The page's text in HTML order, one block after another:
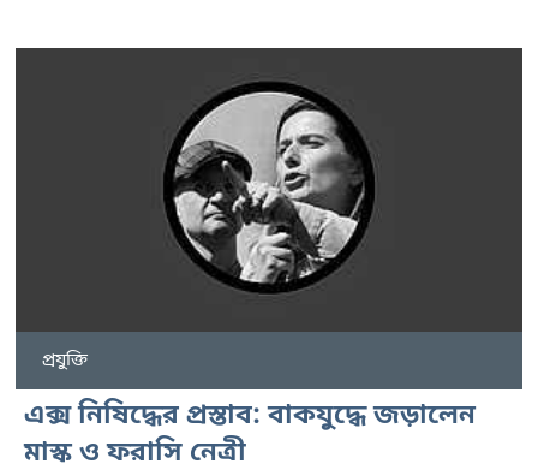
প্রযুক্তি
এক্স নিষিদ্ধের প্রস্তাব: বাকযুদ্ধে জড়ালেন
মাস্ক ও ফরাসি নেত্রী